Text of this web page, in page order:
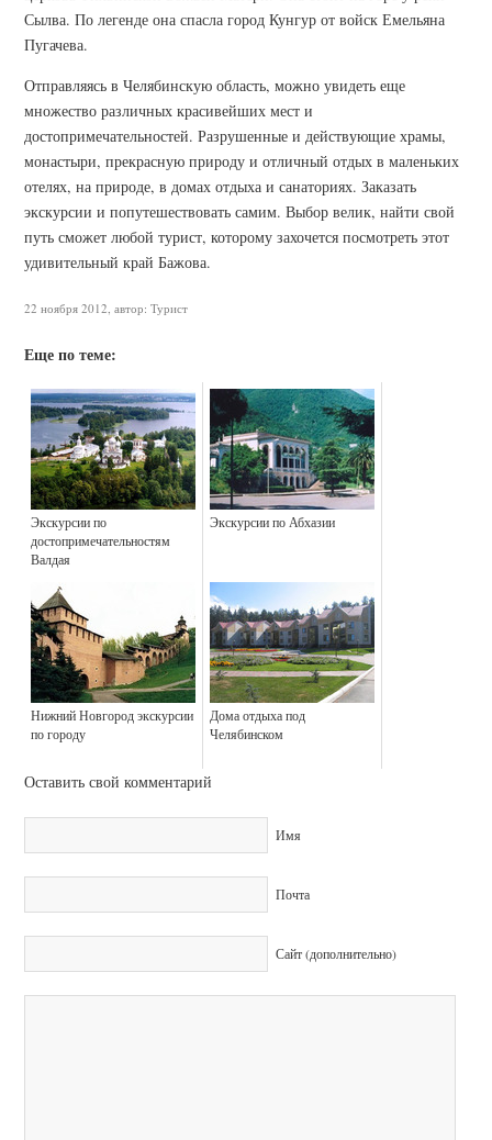
Сылва. По легенде она спасла город Кунгур от войск Емельяна
Пугачева.
Отправляясь в Челябинскую область, можно увидеть еще
множество различных красивейших мест и
достопримечательностей. Разрушенные и действующие храмы,
монастыри, прекрасную природу и отличный отдых в маленьких
отелях, на природе, в домах отдыха и санаториях. Заказать
экскурсии и попутешествовать самим. Выбор велик, найти свой
путь сможет любой турист, которому захочется посмотреть этот
удивительный край Бажова.
22 ноября 2012, автор: Турист
Еще по теме:
Экскурсии по
достопримечательностям
Валдая
Экскурсии по Абхазии
Нижний Новгород экскурсии
по городу
Дома отдыха под
Челябинском
Оставить свой комментарий
Имя
Почта
Сайт (дополнительно)